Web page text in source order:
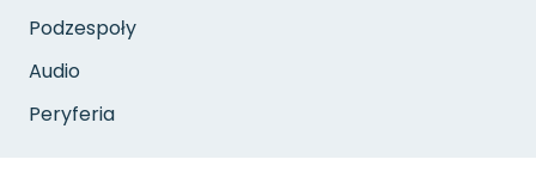
Podzespoły
Audio
Peryferia